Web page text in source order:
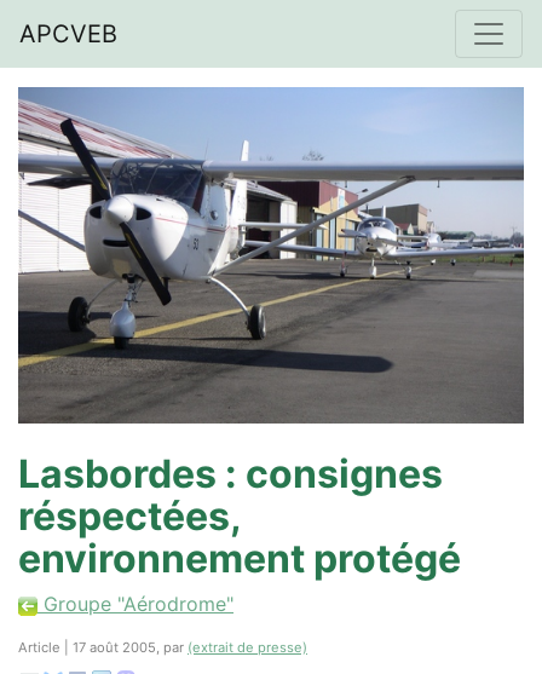
APCVEB
Lasbordes : consignes
réspectées,
environnement protégé
Groupe "Aérodrome"
Article | 17 août 2005, par (extrait de presse)